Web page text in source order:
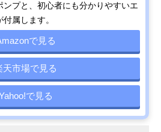
プと、初心者にも分かりやすいエ
属します。
で見る
天市場で見る
で見る